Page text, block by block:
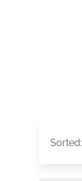
Sorted: